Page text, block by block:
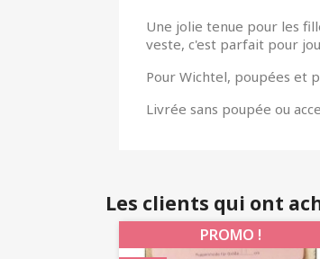
Une jolie tenue pour les
veste, c'est parfait pour
Pour Wichtel, poupées et
Livrée sans poupée ou
Les clients qui ont
PROMO !